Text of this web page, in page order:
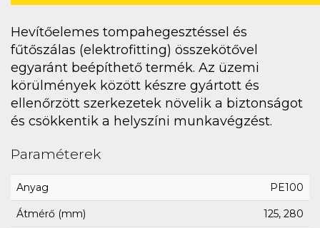
Hevítőelemes tompahegesztéssel és
fűtőszálas (elektrofitting) összekötővel
egyaránt beépíthető termék. Az üzemi
körülmények között készre gyártott és
ellenőrzött szerkezetek növelik a biztonságot
és csökkentik a helyszíni munkavégzést.
Paraméterek
Anyag PE100
Átmérő (mm) 125, 280